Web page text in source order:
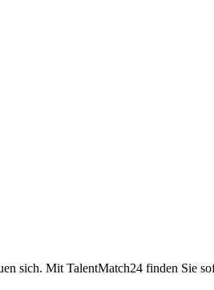
sich. Mit TalentMatch24 finden Sie